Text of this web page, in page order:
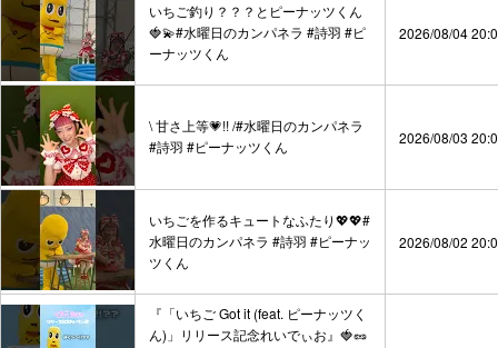
いちご釣り？？？とピーナッツくん
🍓💫#水曜日のカンパネラ #詩羽 #ピ
ーナッツくん
2026/08/04
\ 甘さ上等💗!! /#水曜日のカンパネラ
#詩羽 #ピーナッツくん
2026/08/03
いちごを作るキュートなふたり💖💖#
水曜日のカンパネラ #詩羽 #ピーナッ
ツくん
2026/08/02
『「いちご Got it (feat. ピーナッツく
ん)」リリース記念れいでぃお』🍓🥜